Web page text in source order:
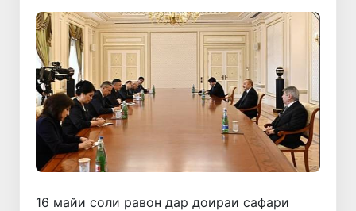
16 майи соли равон дар доираи сафари